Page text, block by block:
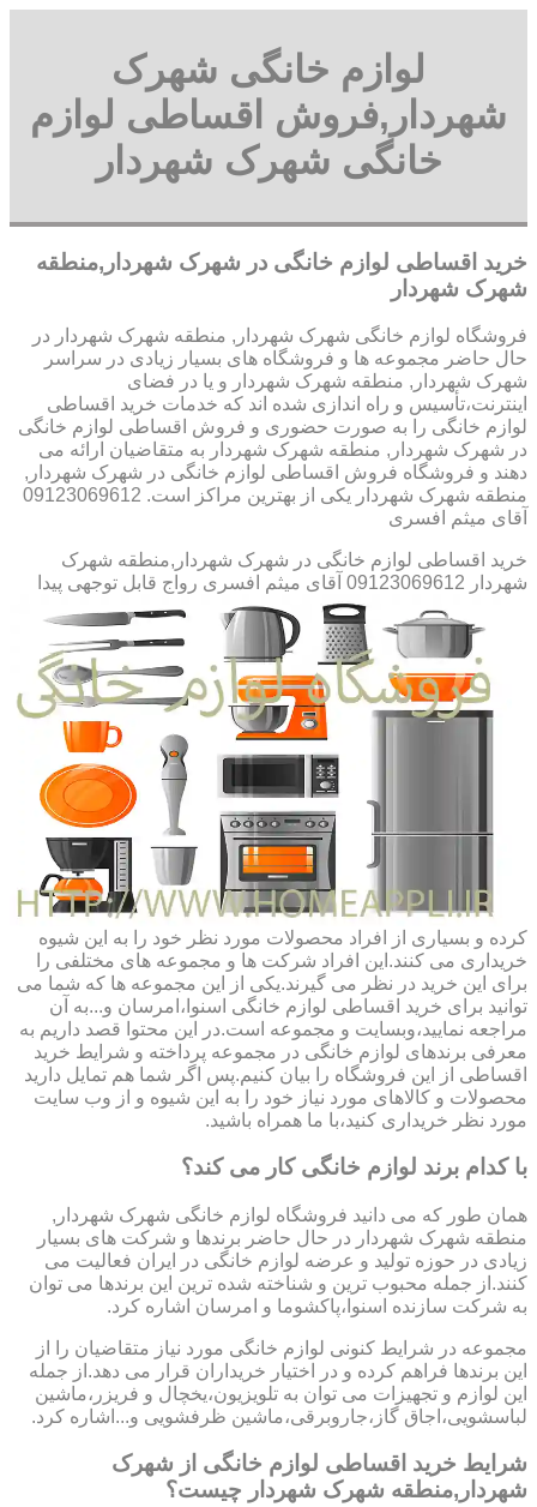
لوازم خانگی شهرک
شهردار,فروش اقساطی لوازم
خانگی شهرک شهردار
خرید اقساطی لوازم خانگی در شهرک شهردار,منطقه
شهرک شهردار
فروشگاه لوازم خانگی شهرک شهردار, منطقه شهرک شهردار در
حال حاضر مجموعه ها و فروشگاه های بسیار زیادی در سراسر
شهرک شهردار, منطقه شهرک شهردار و یا در فضای
اینترنت،تأسیس و راه اندازی شده اند که خدمات خرید اقساطی
لوازم خانگی را به صورت حضوری و فروش اقساطی لوازم خانگی
در شهرک شهردار, منطقه شهرک شهردار به متقاضیان ارائه می
دهند و فروشگاه فروش اقساطی لوازم خانگی در شهرک شهردار,
منطقه شهرک شهردار یکی از بهترین مراکز است. 09123069612
آقای میثم افسری
خرید اقساطی لوازم خانگی در شهرک شهردار,منطقه شهرک
شهردار 09123069612 آقای میثم افسری
رواج قابل توجهی پیدا
کرده و بسیاری از افراد محصولات مورد نظر خود را به این شیوه
خریداری می کنند.این افراد شرکت ها و مجموعه های مختلفی را
برای این خرید در نظر می گیرند.یکی از این مجموعه ها که شما می
توانید برای خرید اقساطی لوازم خانگی اسنوا،امرسان و...به آن
مراجعه نمایید،وبسایت و مجموعه است.در این محتوا قصد داریم به
معرفی برندهای لوازم خانگی در مجموعه پرداخته و شرایط خرید
اقساطی از این فروشگاه را بیان کنیم.پس اگر شما هم تمایل دارید
محصولات و کالاهای مورد نیاز خود را به این شیوه و از وب سایت
مورد نظر خریداری کنید،با ما همراه باشید.
با کدام برند لوازم خانگی کار می کند؟
همان طور که می دانید فروشگاه لوازم خانگی شهرک شهردار,
منطقه شهرک شهردار در حال حاضر برندها و شرکت های بسیار
زیادی در حوزه تولید و عرضه لوازم خانگی در ایران فعالیت می
کنند.از جمله محبوب ترین و شناخته شده ترین این برندها می توان
به شرکت سازنده اسنوا،پاکشوما و امرسان اشاره کرد.
مجموعه در شرایط کنونی لوازم خانگی مورد نیاز متقاضیان را از
این برندها فراهم کرده و در اختیار خریداران قرار می دهد.از جمله
این لوازم و تجهیزات می توان به تلویزیون،یخچال و فریزر،ماشین
لباسشویی،اجاق گاز،جاروبرقی،ماشین ظرفشویی و...اشاره کرد.
شرایط خرید اقساطی لوازم خانگی از شهرک
شهردار,منطقه شهرک شهردار چیست؟